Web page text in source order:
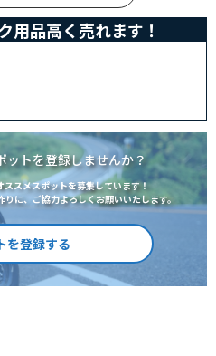
用品高く売れます！
ットを登録しませんか？
スメスポットを募集しています！
に、ご協力よろしくお願いいたします。
を登録する